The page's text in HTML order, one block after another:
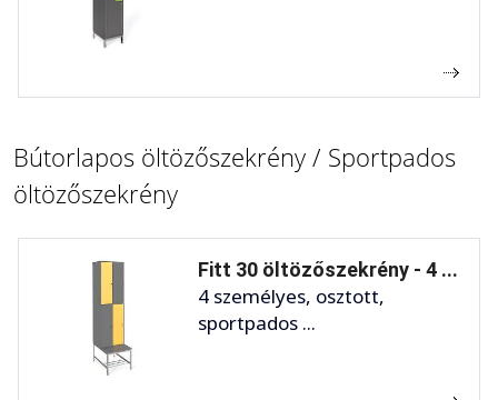
Bútorlapos öltözőszekrény / Sportpados
öltözőszekrény
Fitt 30 öltözőszekrény - 4 ...
4 személyes, osztott,
sportpados ...